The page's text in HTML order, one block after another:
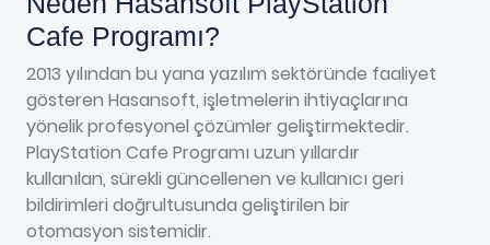
Cafe Programı?
2013 yılından bu yana yazılım sektöründe faaliyet
gösteren Hasansoft, işletmelerin ihtiyaçlarına
yönelik profesyonel çözümler geliştirmektedir.
PlayStation Cafe Programı uzun yıllardır
kullanılan, sürekli güncellenen ve kullanıcı geri
bildirimleri doğrultusunda geliştirilen bir
otomasyon sistemidir.